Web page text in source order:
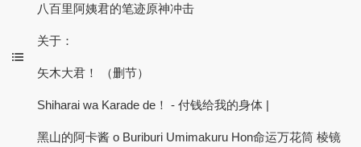
八百里阿姨君的笔迹原神冲击
关于：
矢木大君！ （删节）
Shiharai wa Karade de！ - 付钱给我的身体 |
黑山的阿卡酱 o Buriburi Umimakuru Hon命运万花筒 棱镜